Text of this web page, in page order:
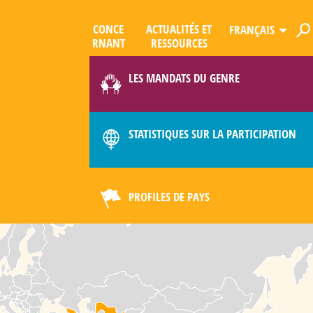
CONCE
R­NANT
ACTUALITÉS ET
RESSOURCES
FRANÇAIS
LES MANDATS DU GENRE
STATISTIQUES SUR LA PARTICIPATION
PROFILES DE PAYS